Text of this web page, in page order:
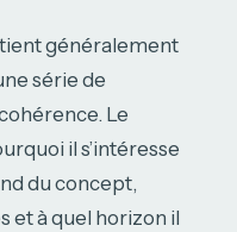
généralement
série de
Le
il s’intéresse
du concept,
et à quel horizon il